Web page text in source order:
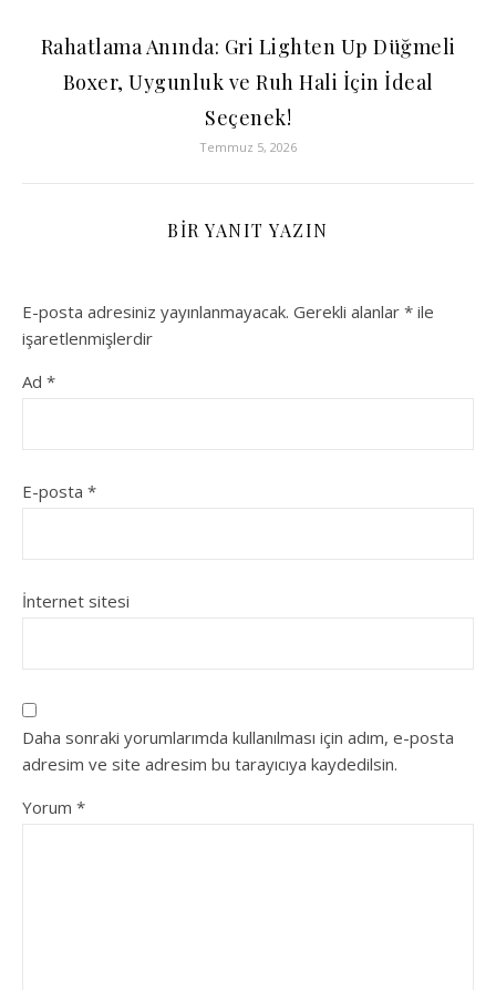
Rahatlama Anında: Gri Lighten Up Düğmeli
Boxer, Uygunluk ve Ruh Hali İçin İdeal
Seçenek!
Temmuz 5, 2026
BIR YANIT YAZIN
E-posta adresiniz yayınlanmayacak. Gerekli alanlar * ile
işaretlenmişlerdir
Ad *
E-posta *
İnternet sitesi
Daha sonraki yorumlarımda kullanılması için adım, e-posta
adresim ve site adresim bu tarayıcıya kaydedilsin.
Yorum *